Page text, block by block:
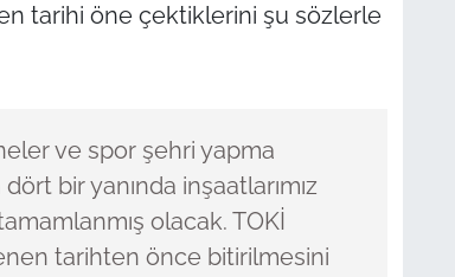
tarihi öne çektiklerini şu sözlerle
ve spor şehri yapma
bir yanında inşaatlarımız
olacak. TOKİ
tarihten önce bitirilmesini